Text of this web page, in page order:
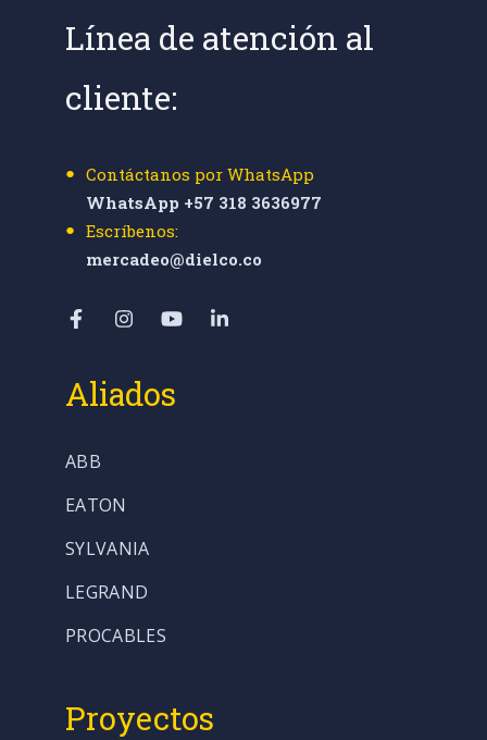
Línea de atención al
cliente:
Contáctanos por WhatsApp
WhatsApp +57 318 3636977
Escríbenos:
mercadeo@dielco.co
Aliados
ABB
EATON
SYLVANIA
LEGRAND
PROCABLES
Proyectos